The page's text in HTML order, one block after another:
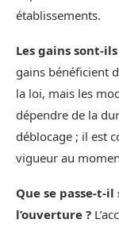
établissements.
Les gains
gains bénéficient
la loi, mais les
dépendre de la
déblocage ; il est
vigueur au
Que se
l’ouverture ?